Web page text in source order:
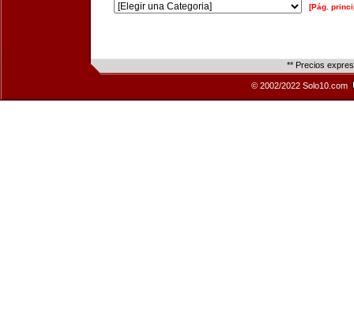
[Pág.
** Precios
© 2002/2022 Solo10.com